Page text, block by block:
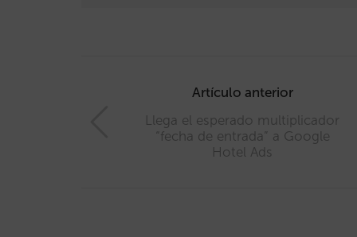
Artículo anterior
Llega el esperado multiplicador
“fecha de entrada” a Google
Hotel Ads